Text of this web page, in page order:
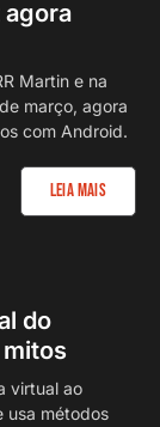
Martin e na
março, agora
com Android.
Leia Mais
do
virtual ao
usa métodos